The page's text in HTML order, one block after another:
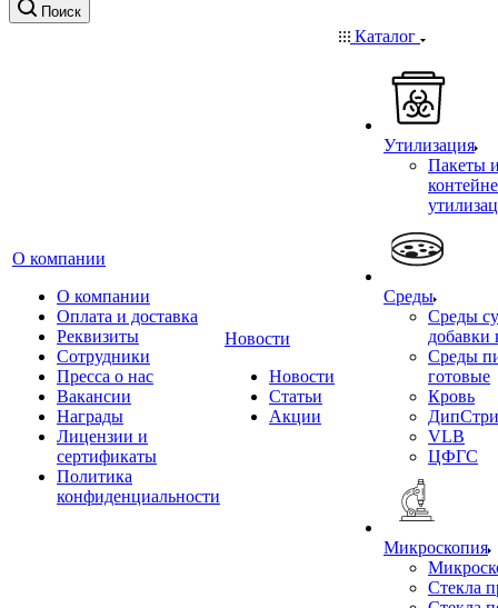
Поиск
О компании
О компании
Оплата и доставка
Реквизиты
Сотрудники
Пресса о нас
Вакансии
Награды
Лицензии и
сертификаты
Политика
конфиденциальности
Новости
Новости
Статьи
Акции
Каталог
Утилизация
Пакеты
Среды
Среды
добавки
Среды
готовые
Кровь
VLB
ЦФГС
Микроскопия
Стекла